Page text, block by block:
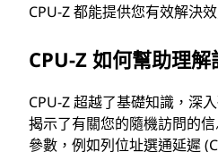
CPU-Z 都能提供您有效解決
CPU-Z 如何幫助理解
CPU-Z 超越了基礎知識，深
揭示了有關您的隨機訪問的
參數，例如列位址選通延遲